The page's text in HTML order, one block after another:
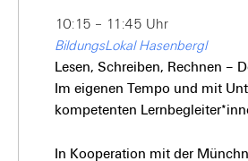
10:15 – 11:45 Uhr
BildungsLokal Hasenbergl
Lesen, Schreiben, Rechnen –
Im eigenen Tempo und mit
kompetenten
In Kooperation mit der